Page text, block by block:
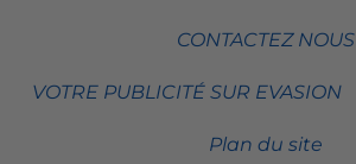
CONTACTEZ NOUS
VOTRE PUBLICITÉ SUR EVASION
Plan du site